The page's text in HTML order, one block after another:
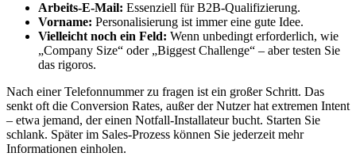
Arbeits-E-Mail: Essenziell für B2B-Qualifizierung.
Vorname: Personalisierung ist immer eine gute Idee.
Vielleicht noch ein Feld: Wenn unbedingt erforderlich, wie
„Company Size“ oder „Biggest Challenge“ – aber testen Sie
das rigoros.
Nach einer Telefonnummer zu fragen ist ein großer Schritt. Das
senkt oft die Conversion Rates, außer der Nutzer hat extremen Intent
– etwa jemand, der einen Notfall-Installateur bucht. Starten Sie
schlank. Später im Sales-Prozess können Sie jederzeit mehr
Informationen einholen.